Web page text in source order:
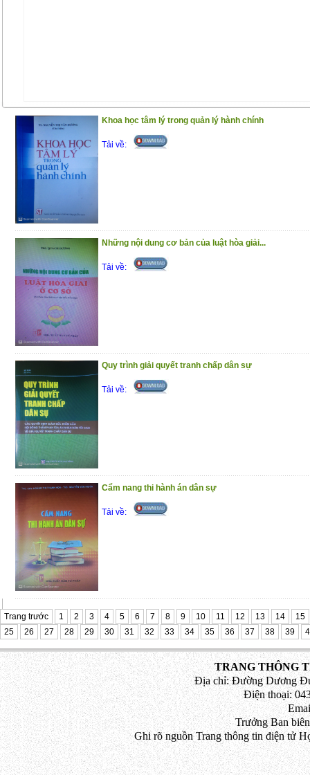
Khoa học tâm lý trong quản lý hành chính
Tải về:
Những nội dung cơ bản của luật hòa giải...
Tải về:
Quy trình giải quyết tranh chấp dân sự
Tải về:
Cẩm nang thi hành án dân sự
Tải về:
Trang trước 1 2 3 4 5 6 7 8 9 10 11 12 13 14
15
25
26 27 28 29 30 31 32 33 34 35 36 37 38 39
TRANG THÔNG
Địa chỉ: Đường Dương
Điện thoại:
Trưởng Ban
Ghi rõ nguồn Trang thông tin điện tử